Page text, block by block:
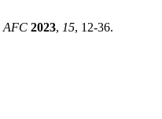
AFC 2023, 15, 12-36.